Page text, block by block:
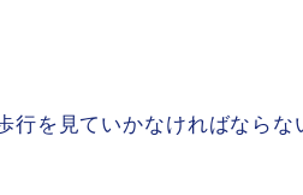
行を見ていかなければならな